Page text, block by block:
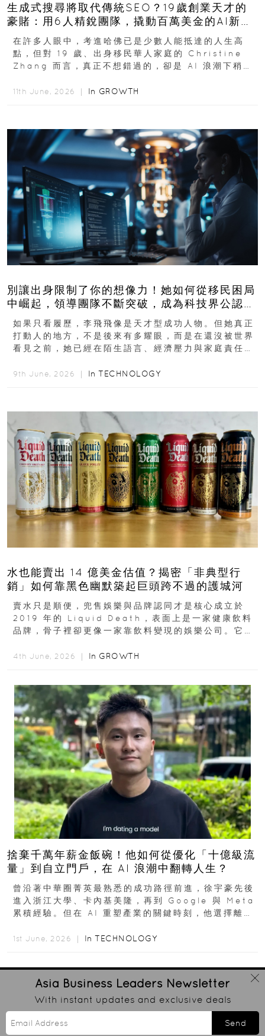
生成式搜尋將取代傳統SEO？19歲創業天才的
豪賭：用6人精銳團隊，撬動百萬美金的AI新商
機
在許多人眼中，考進哈佛已是少數人能抵達的人生高
點，但對 19 歲、出身移民華人家庭的 Christine
Zhang 而言，真正不想錯過的，卻是 AI 浪潮下稍縱
11th June, 2026 ｜ In GROWTH
別讓出身限制了你的想像力！她如何從移民困局
中崛起，領導團隊不斷突破，成為科技界公認的
「教母」？
如果只看履歷，李飛飛像是天才型成功人物。但她真正
打動人的地方，不是後來有多耀眼，而是在還沒被世界
看見之前，她已經在陌生語言、經濟壓力與家庭責任之
西...
9th June, 2026 ｜ In TECHNOLOGY
水也能賣出 14 億美金估值？揭密「非典型行
銷」如何靠黑色幽默築起巨頭跨不過的護城河
賣水只是順便，兜售娛樂與品牌認同才是核心成立於
2019 年的 Liquid Death，表面上是一家健康飲料
品牌，骨子裡卻更像一家靠飲料變現的娛樂公司。它最
4th June, 2026 ｜ In GROWTH
捨棄千萬年薪金飯碗！他如何從優化「十億級流
量」到自立門戶，在 AI 浪潮中翻轉人生？
曾沿著中華圈菁英最熟悉的成功路徑前進，徐宇豪先後
進入浙江大學、卡內基美隆，再到 Google 與 Meta
累積經驗。但在 AI 重塑產業的關鍵時刻，他選擇離開
1st June, 2026 ｜ In TECHNOLOGY
Asia Business Leaders Newsletter
With instant updates and exclusive deals
Send